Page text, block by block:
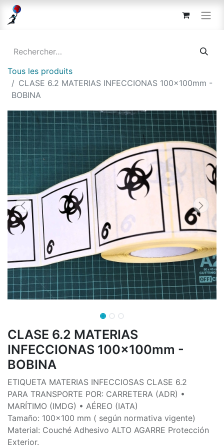
Tous les produits
CLASE 6.2 MATERIAS INFECCIONAS 100x100mm -
BOBINA
CLASE 6.2 MATERIAS
INFECCIONAS 100x100mm -
BOBINA
ETIQUETA MATERIAS INFECCIOSAS CLASE 6.2
PARA TRANSPORTE POR: CARRETERA (ADR) •
MARÍTIMO (IMDG) • AÉREO (IATA)
Tamaño: 100x100 mm ( según normativa vigente)
Material: Couché Adhesivo ALTO AGARRE Protección
Exterior.